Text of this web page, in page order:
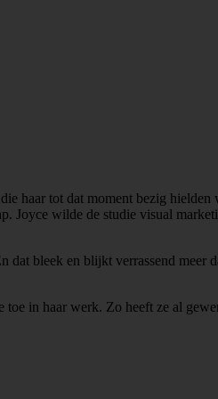
haar tot dat moment bezig hielden
Joyce wilde de studie visual
dat bleek en blijkt verrassend meer
toe in haar werk. Zo heeft ze al